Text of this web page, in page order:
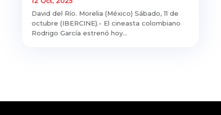
David del Río. Morelia (México) Sábado, 11 de
octubre (IBERCINE).- El cineasta colombiano
Rodrigo García estrenó hoy...